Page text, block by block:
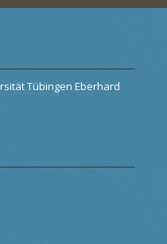
Tübingen Eberhard